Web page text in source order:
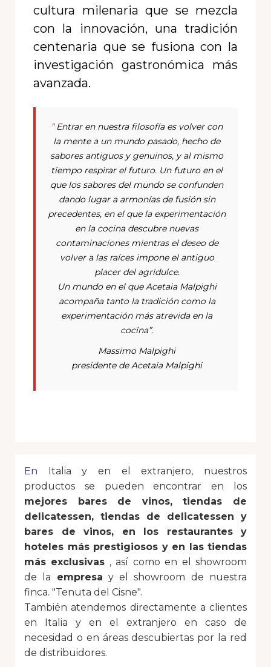
cultura milenaria que se mezcla
con la innovación, una tradición
centenaria que se fusiona con la
investigación gastronómica más
avanzada.
“Entrar en nuestra filosofía es volver con
la mente a un mundo pasado, hecho de
sabores antiguos y genuinos, y al mismo
tiempo respirar el futuro. Un futuro en el
que los sabores del mundo se confunden
dando lugar a armonías de fusión sin
precedentes, en el que la experimentación
en la cocina descubre nuevas
contaminaciones mientras el deseo de
volver a las raíces impone el antiguo
placer del agridulce.
Un mundo en el que Acetaia Malpighi
acompaña tanto la tradición como la
experimentación más atrevida en la
cocina”.
Massimo Malpighi
presidente de Acetaia Malpighi
En Italia y en el extranjero, nuestros
productos se pueden encontrar en los
mejores bares de vinos, tiendas de
delicatessen, tiendas de delicatessen y
bares de vinos, en los restaurantes y
hoteles más prestigiosos y en las tiendas
más exclusivas , así como en el showroom
de la empresa y el showroom de nuestra
finca. "Tenuta del Cisne".
También atendemos directamente a clientes
en Italia y en el extranjero en caso de
necesidad o en áreas descubiertas por la red
de distribuidores.